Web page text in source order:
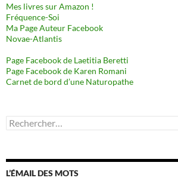
Mes livres sur Amazon !
Fréquence-Soi
Ma Page Auteur Facebook
Novae-Atlantis
Page Facebook de Laetitia Beretti
Page Facebook de Karen Romani
Carnet de bord d’une Naturopathe
Rechercher :
L’ÉMAIL DES MOTS